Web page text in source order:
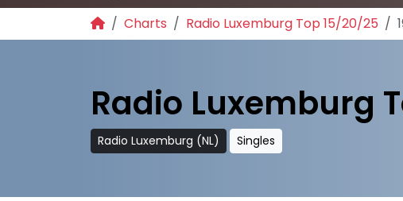
Charts Radio Luxemburg Top 15/20/25
Radio Luxemburg
Radio Luxemburg (NL) Singles